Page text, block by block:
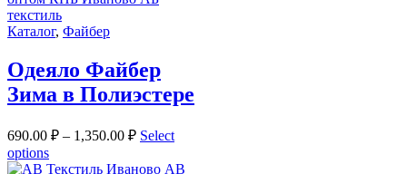
Каталог, Файбер
Одеяло Файбер
Зима в Полиэстере
690.00 ₽ – 1,350.00 ₽ Select
options